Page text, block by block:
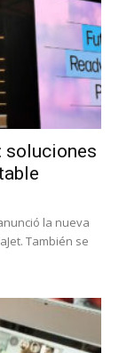
soluciones
la nueva
También se